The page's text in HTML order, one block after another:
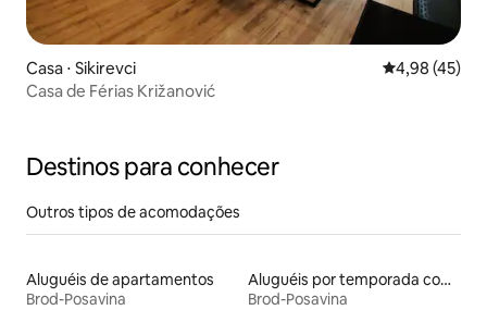
Casa ⋅ Sikirevci 4,98 de uma
4,98 (45)
Casa de Férias Križanović
Destinos para conhecer
Outros tipos de acomodações
Aluguéis de apartamentos
Brod-Posavina
Aluguéis por temporada com banheira de hidromassagem
Brod-Posavina